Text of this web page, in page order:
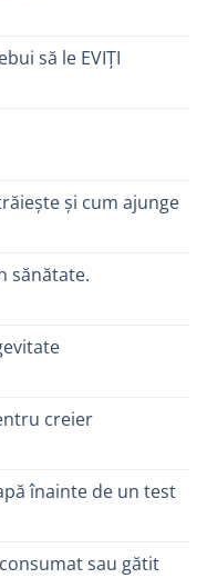
să le EVIȚI
și cum ajunge
sănătate.
creier
înainte de un test
sau gătit